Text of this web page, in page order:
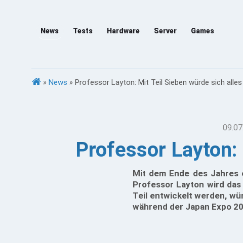
News Tests Hardware Server Games
» News » Professor Layton: Mit Teil Sieben würde sich alles
Professor
Mit dem Ende des
Professor Layton wird
Teil entwickelt werden,
während der Japan Expo